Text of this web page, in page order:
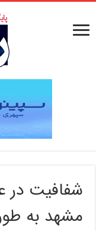
شفافیت در
مشهد به